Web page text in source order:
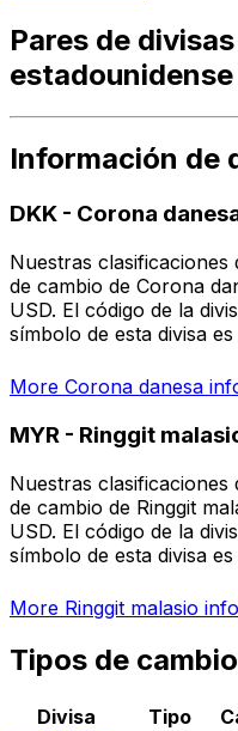
Pares de
estadounidense
Información de
DKK - Corona
Nuestras clasificaciones
de cambio de Corona
USD. El código de la
símbolo de esta divisa es
More Corona danesa
MYR - Ringgit
Nuestras clasificaciones
de cambio de Ringgit
USD. El código de la
símbolo de esta divisa es
More Ringgit malasio info
Tipos de
Divisa Tipo